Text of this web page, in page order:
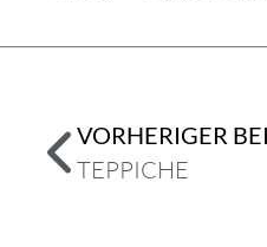
VORHERIGER
TEPPICHE